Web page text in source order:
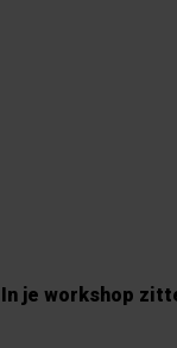
In je workshop